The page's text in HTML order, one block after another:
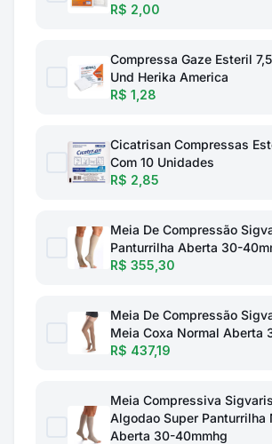
R$ 2,00
Compressa Gaze Esteril
Und Herika America
R$ 1,28
Cicatrisan Compressas
Com 10 Unidades
R$ 2,85
Meia De Compressão
Panturrilha Aberta 30-
R$ 355,30
Meia De Compressão
Meia Coxa Normal Aberta
R$ 437,19
Meia Compressiva
Algodao Super Panturrilha
Aberta 30-40mmhg